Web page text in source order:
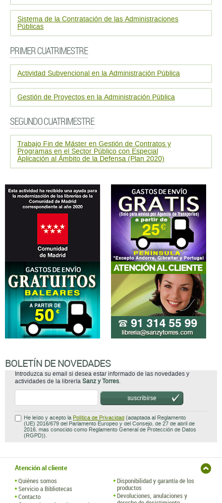
Sistema de la Contratación de las Administraciones
Públicas
PRIMER CUATRIMESTRE
Actividad Subvencional en la Administración Pública
Gestión de Proyectos en la Administración Pública
SEGUNDO CUATRIMESTRE
Trabajo Fin de Máster en Gestión de Contratos y
Programas en el Sector Público con Especial
Aplicación al Ámbito de la Defensa (Plan 2020)
BOLETÍN DE NOVEDADES
Introduzca su email si desea estar informado de las novedades y
actividades de la librería Sanz y Torres.
suscribirse
He leído y acepto la Política de Privacidad (adaptada al Reglamento
(UE) 2016/679 del Parlamento Europeo y del Consejo, de 27 de abril de
2016, mas conocido como Reglamento General de Protección de Datos
(RGPD)).
Atención al cliente
Quiénes somos
Servicio a Bibliotecas
Contacto
Disponibilidad y garantía de los
productos
Devoluciones, anulaciones y